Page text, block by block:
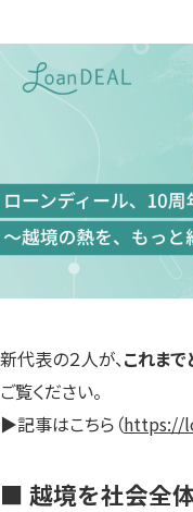
新代表の２人が、これま
ご覧ください。
▶︎記事はこちら（https://
■ 越境を社会全